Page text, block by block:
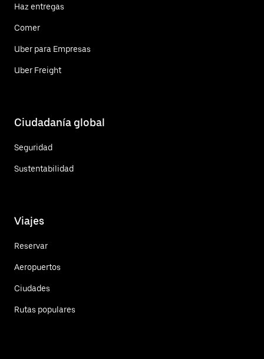
Haz entregas
Comer
Uber para Empresas
Uber Freight
Ciudadanía global
Seguridad
Sustentabilidad
Viajes
Reservar
Aeropuertos
Ciudades
Rutas populares